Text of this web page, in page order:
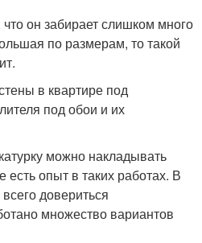
он забирает слишком много
по размерам, то такой
можно накладывать
есть опыт в таких работах. В
довериться
множество вариантов